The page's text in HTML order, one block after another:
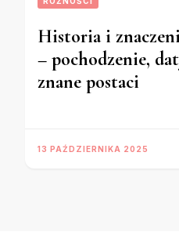
Historia i
– pochodzenie,
znane postaci
13 PAŹDZIERNIKA 2025